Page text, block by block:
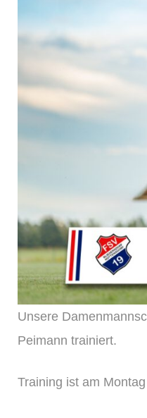
Unsere
Peimann trainiert.
Training ist am